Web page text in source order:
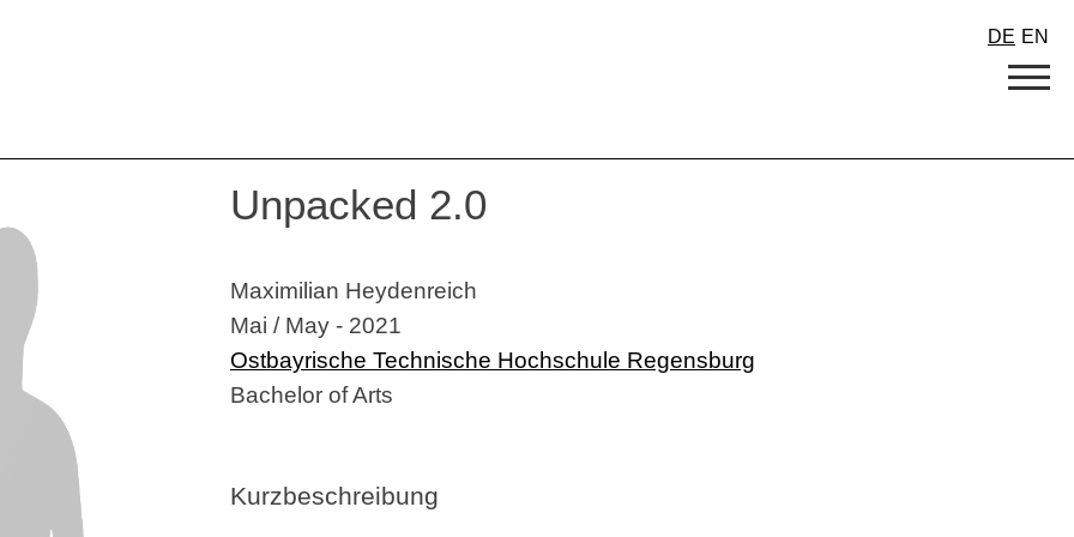
DE EN
Unpacked 2.0
Maximilian Heydenreich
Mai / May - 2021
Ostbayrische Technische Hochschule Regensburg
Bachelor of Arts
Kurzbeschreibung